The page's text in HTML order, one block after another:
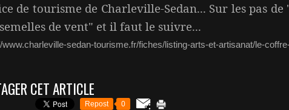
de tourisme de Charleville-Sedan... Sur les pas
de vent" et il faut le suivre...
www.charleville-sedan-tourisme.fr/fiches/listing-arts-et-artisanat/le-
CET ARTICLE
Repost 0